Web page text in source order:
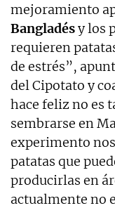
mejoramiento
Bangladésy los
requieren
de estrés”,
del Cipotato y
hace feliz no es
sembrarse en
experimento
patatas que
producirlas en
actualmente no